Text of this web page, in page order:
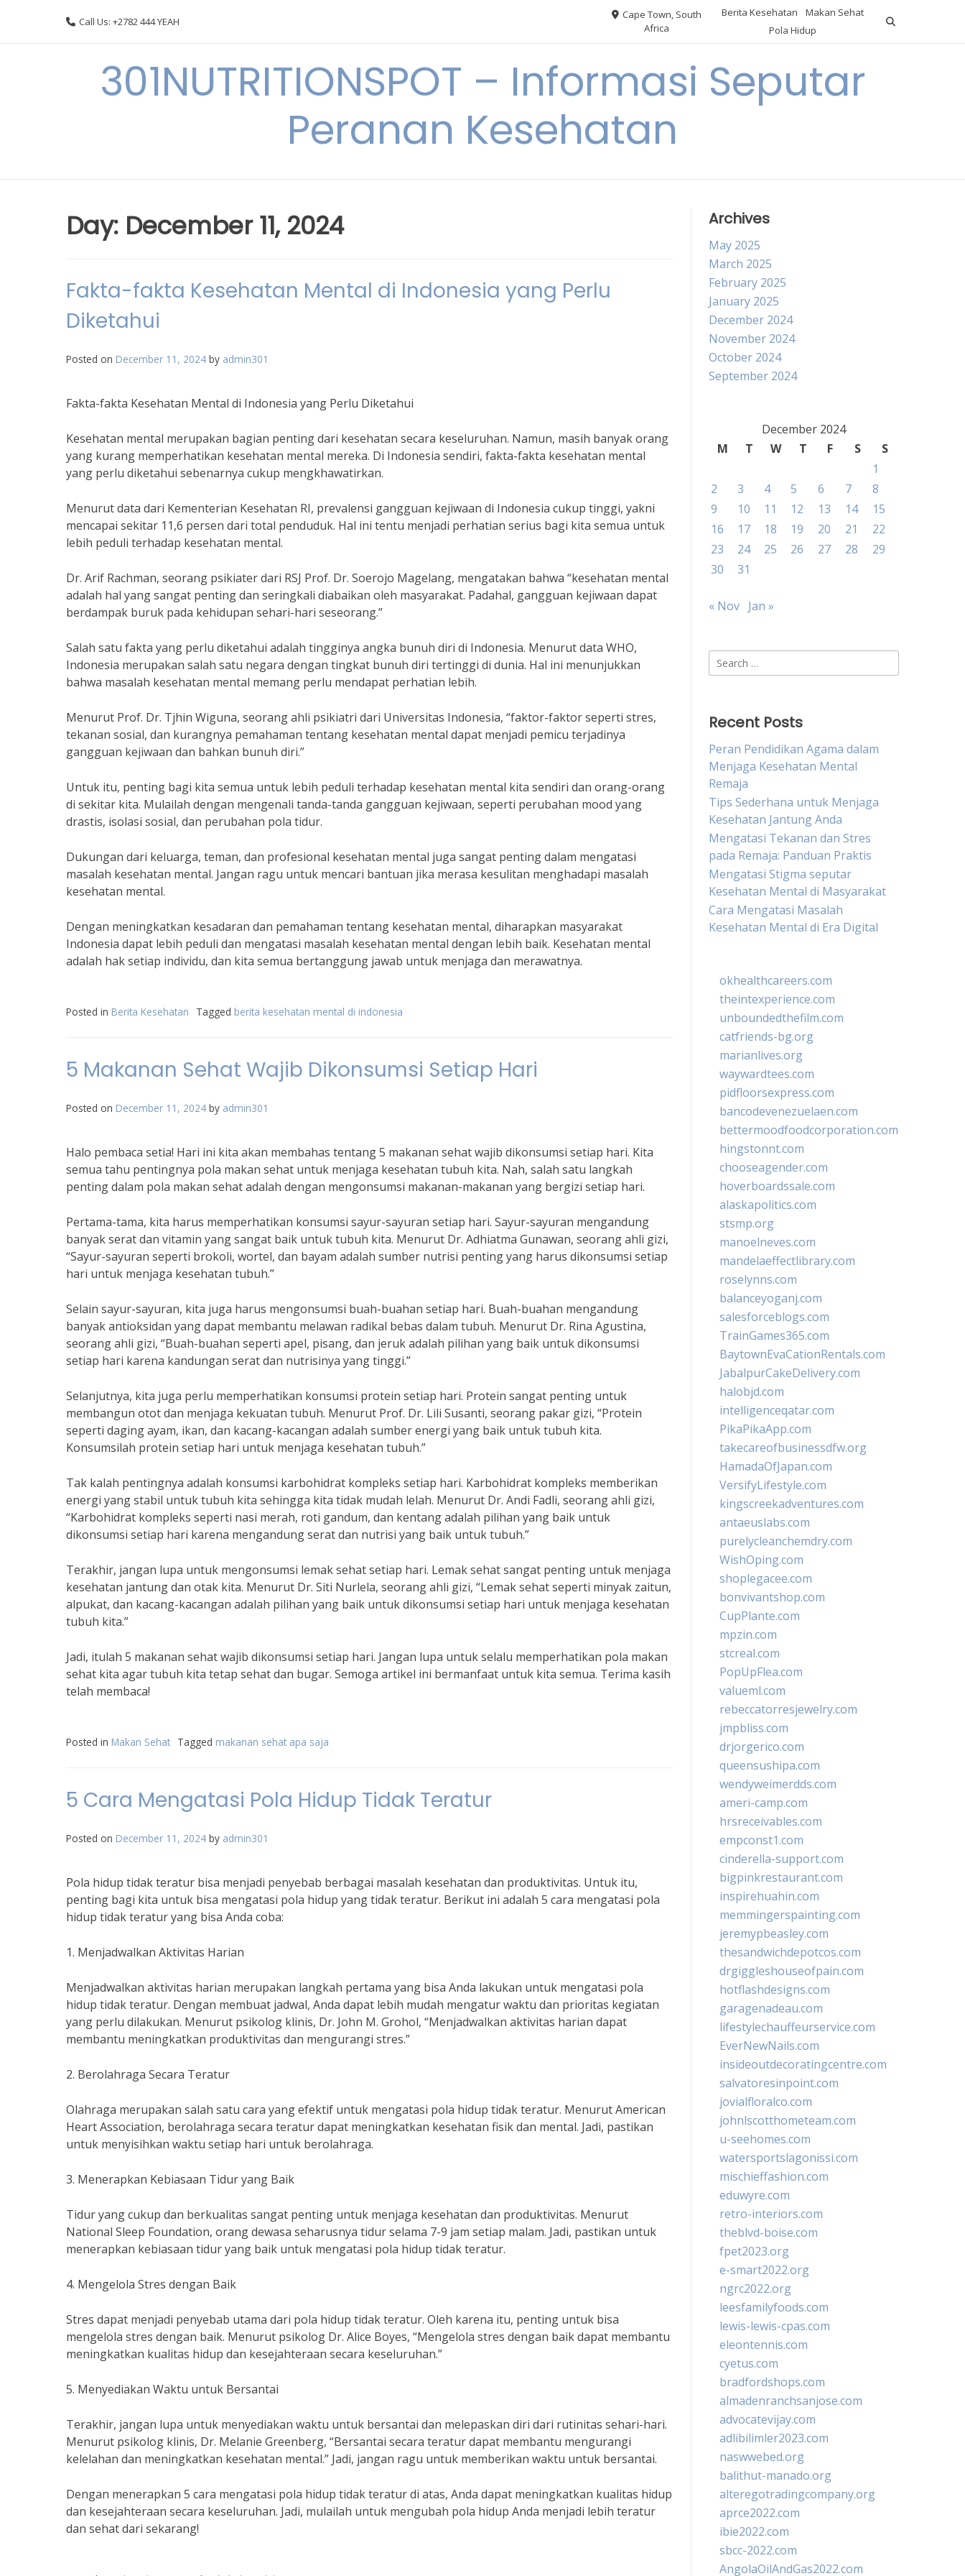
Call Us: +2782 444 YEAH
Cape Town, South
Africa
Berita Kesehatan
Makan Sehat
Pola Hidup
301NUTRITIONSPOT – Informasi Seputar
Peranan Kesehatan
Day: December 11, 2024
Fakta-fakta Kesehatan Mental di Indonesia yang Perlu
Diketahui
Posted on December 11, 2024 by admin301
Fakta-fakta Kesehatan Mental di Indonesia yang Perlu Diketahui
Kesehatan mental merupakan bagian penting dari kesehatan secara keseluruhan. Namun, masih banyak orang
yang kurang memperhatikan kesehatan mental mereka. Di Indonesia sendiri, fakta-fakta kesehatan mental
yang perlu diketahui sebenarnya cukup mengkhawatirkan.
Menurut data dari Kementerian Kesehatan RI, prevalensi gangguan kejiwaan di Indonesia cukup tinggi, yakni
mencapai sekitar 11,6 persen dari total penduduk. Hal ini tentu menjadi perhatian serius bagi kita semua untuk
lebih peduli terhadap kesehatan mental.
Dr. Arif Rachman, seorang psikiater dari RSJ Prof. Dr. Soerojo Magelang, mengatakan bahwa “kesehatan mental
adalah hal yang sangat penting dan seringkali diabaikan oleh masyarakat. Padahal, gangguan kejiwaan dapat
berdampak buruk pada kehidupan sehari-hari seseorang.”
Salah satu fakta yang perlu diketahui adalah tingginya angka bunuh diri di Indonesia. Menurut data WHO,
Indonesia merupakan salah satu negara dengan tingkat bunuh diri tertinggi di dunia. Hal ini menunjukkan
bahwa masalah kesehatan mental memang perlu mendapat perhatian lebih.
Menurut Prof. Dr. Tjhin Wiguna, seorang ahli psikiatri dari Universitas Indonesia, “faktor-faktor seperti stres,
tekanan sosial, dan kurangnya pemahaman tentang kesehatan mental dapat menjadi pemicu terjadinya
gangguan kejiwaan dan bahkan bunuh diri.”
Untuk itu, penting bagi kita semua untuk lebih peduli terhadap kesehatan mental kita sendiri dan orang-orang
di sekitar kita. Mulailah dengan mengenali tanda-tanda gangguan kejiwaan, seperti perubahan mood yang
drastis, isolasi sosial, dan perubahan pola tidur.
Dukungan dari keluarga, teman, dan profesional kesehatan mental juga sangat penting dalam mengatasi
masalah kesehatan mental. Jangan ragu untuk mencari bantuan jika merasa kesulitan menghadapi masalah
kesehatan mental.
Dengan meningkatkan kesadaran dan pemahaman tentang kesehatan mental, diharapkan masyarakat
Indonesia dapat lebih peduli dan mengatasi masalah kesehatan mental dengan lebih baik. Kesehatan mental
adalah hak setiap individu, dan kita semua bertanggung jawab untuk menjaga dan merawatnya.
Posted in Berita Kesehatan Tagged berita kesehatan mental di indonesia
5 Makanan Sehat Wajib Dikonsumsi Setiap Hari
Posted on December 11, 2024 by admin301
Halo pembaca setia! Hari ini kita akan membahas tentang 5 makanan sehat wajib dikonsumsi setiap hari. Kita
semua tahu pentingnya pola makan sehat untuk menjaga kesehatan tubuh kita. Nah, salah satu langkah
penting dalam pola makan sehat adalah dengan mengonsumsi makanan-makanan yang bergizi setiap hari.
Pertama-tama, kita harus memperhatikan konsumsi sayur-sayuran setiap hari. Sayur-sayuran mengandung
banyak serat dan vitamin yang sangat baik untuk tubuh kita. Menurut Dr. Adhiatma Gunawan, seorang ahli gizi,
“Sayur-sayuran seperti brokoli, wortel, dan bayam adalah sumber nutrisi penting yang harus dikonsumsi setiap
hari untuk menjaga kesehatan tubuh.”
Selain sayur-sayuran, kita juga harus mengonsumsi buah-buahan setiap hari. Buah-buahan mengandung
banyak antioksidan yang dapat membantu melawan radikal bebas dalam tubuh. Menurut Dr. Rina Agustina,
seorang ahli gizi, “Buah-buahan seperti apel, pisang, dan jeruk adalah pilihan yang baik untuk dikonsumsi
setiap hari karena kandungan serat dan nutrisinya yang tinggi.”
Selanjutnya, kita juga perlu memperhatikan konsumsi protein setiap hari. Protein sangat penting untuk
membangun otot dan menjaga kekuatan tubuh. Menurut Prof. Dr. Lili Susanti, seorang pakar gizi, “Protein
seperti daging ayam, ikan, dan kacang-kacangan adalah sumber energi yang baik untuk tubuh kita.
Konsumsilah protein setiap hari untuk menjaga kesehatan tubuh.”
Tak kalah pentingnya adalah konsumsi karbohidrat kompleks setiap hari. Karbohidrat kompleks memberikan
energi yang stabil untuk tubuh kita sehingga kita tidak mudah lelah. Menurut Dr. Andi Fadli, seorang ahli gizi,
“Karbohidrat kompleks seperti nasi merah, roti gandum, dan kentang adalah pilihan yang baik untuk
dikonsumsi setiap hari karena mengandung serat dan nutrisi yang baik untuk tubuh.”
Terakhir, jangan lupa untuk mengonsumsi lemak sehat setiap hari. Lemak sehat sangat penting untuk menjaga
kesehatan jantung dan otak kita. Menurut Dr. Siti Nurlela, seorang ahli gizi, “Lemak sehat seperti minyak zaitun,
alpukat, dan kacang-kacangan adalah pilihan yang baik untuk dikonsumsi setiap hari untuk menjaga kesehatan
tubuh kita.”
Jadi, itulah 5 makanan sehat wajib dikonsumsi setiap hari. Jangan lupa untuk selalu memperhatikan pola makan
sehat kita agar tubuh kita tetap sehat dan bugar. Semoga artikel ini bermanfaat untuk kita semua. Terima kasih
telah membaca!
Posted in Makan Sehat Tagged makanan sehat apa saja
5 Cara Mengatasi Pola Hidup Tidak Teratur
Posted on December 11, 2024 by admin301
Pola hidup tidak teratur bisa menjadi penyebab berbagai masalah kesehatan dan produktivitas. Untuk itu,
penting bagi kita untuk bisa mengatasi pola hidup yang tidak teratur. Berikut ini adalah 5 cara mengatasi pola
hidup tidak teratur yang bisa Anda coba:
1. Menjadwalkan Aktivitas Harian
Menjadwalkan aktivitas harian merupakan langkah pertama yang bisa Anda lakukan untuk mengatasi pola
hidup tidak teratur. Dengan membuat jadwal, Anda dapat lebih mudah mengatur waktu dan prioritas kegiatan
yang perlu dilakukan. Menurut psikolog klinis, Dr. John M. Grohol, “Menjadwalkan aktivitas harian dapat
membantu meningkatkan produktivitas dan mengurangi stres.”
2. Berolahraga Secara Teratur
Olahraga merupakan salah satu cara yang efektif untuk mengatasi pola hidup tidak teratur. Menurut American
Heart Association, berolahraga secara teratur dapat meningkatkan kesehatan fisik dan mental. Jadi, pastikan
untuk menyisihkan waktu setiap hari untuk berolahraga.
3. Menerapkan Kebiasaan Tidur yang Baik
Tidur yang cukup dan berkualitas sangat penting untuk menjaga kesehatan dan produktivitas. Menurut
National Sleep Foundation, orang dewasa seharusnya tidur selama 7-9 jam setiap malam. Jadi, pastikan untuk
menerapkan kebiasaan tidur yang baik untuk mengatasi pola hidup tidak teratur.
4. Mengelola Stres dengan Baik
Stres dapat menjadi penyebab utama dari pola hidup tidak teratur. Oleh karena itu, penting untuk bisa
mengelola stres dengan baik. Menurut psikolog Dr. Alice Boyes, “Mengelola stres dengan baik dapat membantu
meningkatkan kualitas hidup dan kesejahteraan secara keseluruhan.”
5. Menyediakan Waktu untuk Bersantai
Terakhir, jangan lupa untuk menyediakan waktu untuk bersantai dan melepaskan diri dari rutinitas sehari-hari.
Menurut psikolog klinis, Dr. Melanie Greenberg, “Bersantai secara teratur dapat membantu mengurangi
kelelahan dan meningkatkan kesehatan mental.” Jadi, jangan ragu untuk memberikan waktu untuk bersantai.
Dengan menerapkan 5 cara mengatasi pola hidup tidak teratur di atas, Anda dapat meningkatkan kualitas hidup
dan kesejahteraan secara keseluruhan. Jadi, mulailah untuk mengubah pola hidup Anda menjadi lebih teratur
dan sehat dari sekarang!
Archives
May 2025
March 2025
February 2025
January 2025
December 2024
November 2024
October 2024
September 2024
December 2024
M
T W T F S
S
1
2
3 4 5 6 7
8
9
10 11 12 13 14
15
16
17 18 19 20 21
22
23
24 25 26 27 28
29
30
31
« Nov Jan »
Search
for:
Recent Posts
Peran Pendidikan Agama dalam
Menjaga Kesehatan Mental
Remaja
Tips Sederhana untuk Menjaga
Kesehatan Jantung Anda
Mengatasi Tekanan dan Stres
pada Remaja: Panduan Praktis
Mengatasi Stigma seputar
Kesehatan Mental di Masyarakat
Cara Mengatasi Masalah
Kesehatan Mental di Era Digital
okhealthcareers.com
theintexperience.com
unboundedthefilm.com
catfriends-bg.org
marianlives.org
waywardtees.com
pidfloorsexpress.com
bancodevenezuelaen.com
bettermoodfoodcorporation.com
hingstonnt.com
chooseagender.com
hoverboardssale.com
alaskapolitics.com
stsmp.org
manoelneves.com
mandelaeffectlibrary.com
roselynns.com
balanceyoganj.com
salesforceblogs.com
TrainGames365.com
BaytownEvaCationRentals.com
JabalpurCakeDelivery.com
halobjd.com
intelligenceqatar.com
PikaPikaApp.com
takecareofbusinessdfw.org
HamadaOfJapan.com
VersifyLifestyle.com
kingscreekadventures.com
antaeuslabs.com
purelycleanchemdry.com
WishOping.com
shoplegacee.com
bonvivantshop.com
CupPlante.com
mpzin.com
stcreal.com
PopUpFlea.com
valueml.com
rebeccatorresjewelry.com
jmpbliss.com
drjorgerico.com
queensushipa.com
wendyweimerdds.com
ameri-camp.com
hrsreceivables.com
empconst1.com
cinderella-support.com
bigpinkrestaurant.com
inspirehuahin.com
memmingerspainting.com
jeremypbeasley.com
thesandwichdepotcos.com
drgiggleshouseofpain.com
hotflashdesigns.com
garagenadeau.com
lifestylechauffeurservice.com
EverNewNails.com
insideoutdecoratingcentre.com
salvatoresinpoint.com
jovialfloralco.com
johnlscotthometeam.com
u-seehomes.com
watersportslagonissi.com
mischieffashion.com
eduwyre.com
retro-interiors.com
theblvd-boise.com
fpet2023.org
e-smart2022.org
ngrc2022.org
leesfamilyfoods.com
lewis-lewis-cpas.com
eleontennis.com
cyetus.com
bradfordshops.com
almadenranchsanjose.com
advocatevijay.com
adlibilimler2023.com
naswwebed.org
balithut-manado.org
alteregotradingcompany.org
aprce2022.com
ibie2022.com
sbcc-2022.com
AngolaOilAndGas2022.com